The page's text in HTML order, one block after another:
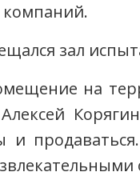
компаний.
зал
на
и